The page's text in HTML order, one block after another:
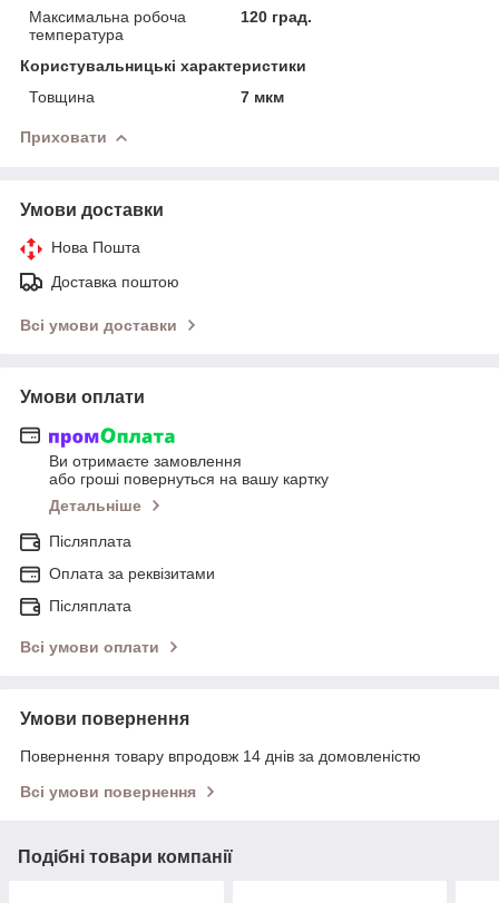
Максимальна робоча
температура
120 град.
Користувальницькі характеристики
Товщина
7 мкм
Приховати
Умови доставки
Нова Пошта
Доставка поштою
Всі умови доставки
Умови оплати
Ви отримаєте замовлення
або гроші повернуться на вашу картку
Детальніше
Післяплата
Оплата за реквізитами
Післяплата
Всі умови оплати
Умови повернення
Повернення товару впродовж 14 днів за домовленістю
Всі умови повернення
Подібні товари компанії